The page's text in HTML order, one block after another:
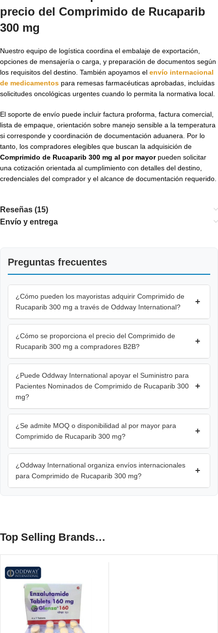
precio del Comprimido de Rucaparib
300 mg
Nuestro equipo de logística coordina el embalaje de exportación,
opciones de mensajería o carga, y preparación de documentos según
los requisitos del destino. También apoyamos el envío internacional
de medicamentos para remesas farmacéuticas aprobadas, incluidas
solicitudes oncológicas urgentes cuando lo permita la normativa local.
El soporte de envío puede incluir factura proforma, factura comercial,
lista de empaque, orientación sobre manejo sensible a la temperatura
si corresponde y coordinación de documentación aduanera. Por lo
tanto, los compradores elegibles que buscan la adquisición de
Comprimido de Rucaparib 300 mg al por mayorpueden solicitar
una cotización orientada al cumplimiento con detalles del destino,
credenciales del comprador y el alcance de documentación requerido.
Reseñas (15)
Envío y entrega
Preguntas frecuentes
¿Cómo pueden los mayoristas adquirir Comprimido de
Rucaparib 300 mg a través de Oddway International?
+
¿Cómo se proporciona el precio del Comprimido de
Rucaparib 300 mg a compradores B2B?
+
¿Puede Oddway International apoyar el Suministro para
Pacientes Nominados de Comprimido de Rucaparib 300
mg?
+
¿Se admite MOQ o disponibilidad al por mayor para
Comprimido de Rucaparib 300 mg?
+
¿Oddway International organiza envíos internacionales
para Comprimido de Rucaparib 300 mg?
+
Top Selling Brands…